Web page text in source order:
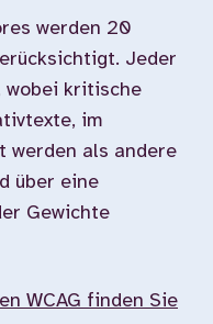
werden 20
Jeder
wobei kritische
im
werden als andere
über eine
Gewichte
WCAG finden Sie